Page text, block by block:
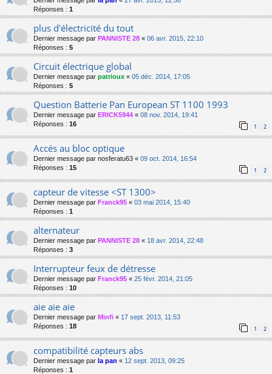
Réponses : 1
plus d'électricité du tout
Dernier message par PANNISTE 28 « 06 avr. 2015, 22:10
Réponses : 5
Circuit électrique global
Dernier message par patrioux « 05 déc. 2014, 17:05
Réponses : 5
Question Batterie Pan European ST 1100 1993
Dernier message par ERICK5944 « 08 nov. 2014, 19:41
Réponses : 16 1 2
Accés au bloc optique
Dernier message par nosferatu63 « 09 oct. 2014, 16:54
Réponses : 15 1 2
capteur de vitesse <ST 1300>
Dernier message par Franck95 « 03 mai 2014, 15:40
Réponses : 1
alternateur
Dernier message par PANNISTE 28 « 18 avr. 2014, 22:48
Réponses : 3
Interrupteur feux de détresse
Dernier message par Franck95 « 25 févr. 2014, 21:05
Réponses : 10
aie aie aie
Dernier message par Minfi « 17 sept. 2013, 11:53
Réponses : 18 1 2
compatibilité capteurs abs
Dernier message par la pan « 12 sept. 2013, 09:25
Réponses : 1